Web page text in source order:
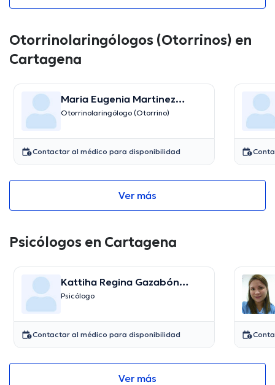
Otorrinolaringólogos (Otorrinos) en
Cartagena
Maria Eugenia Martinez
Casatti
Otorrinolaringólogo (Otorrino)
Contactar al médico para disponibilidad
Ver más
Psicólogos en Cartagena
Kattiha Regina Gazabón
Olivera
Psicólogo
Contactar al médico para disponibilidad
Ver más